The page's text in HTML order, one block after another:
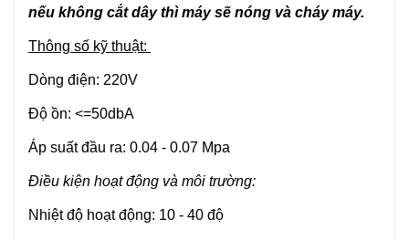
nếu không cắt dây thì máy sẽ nóng và cháy máy.
Thông số kỹ thuật:
Dòng điện: 220V
Độ ồn: <=50dbA
Áp suất đầu ra: 0.04 - 0.07 Mpa
Điều kiện hoạt động và môi trường:
Nhiệt độ hoạt động: 10 - 40 độ